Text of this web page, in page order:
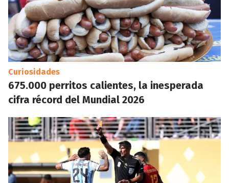
Curiosidades
675.000 perritos calientes, la inesperada
cifra récord del Mundial 2026